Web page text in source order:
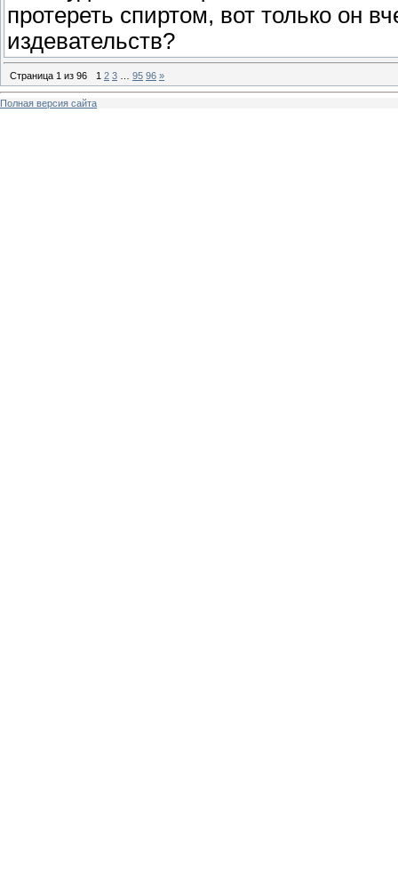
протереть спиртом, вот только он
издевательств?
Страница 1 из 96 1 2 3 95 96 »
Полная версия сайта